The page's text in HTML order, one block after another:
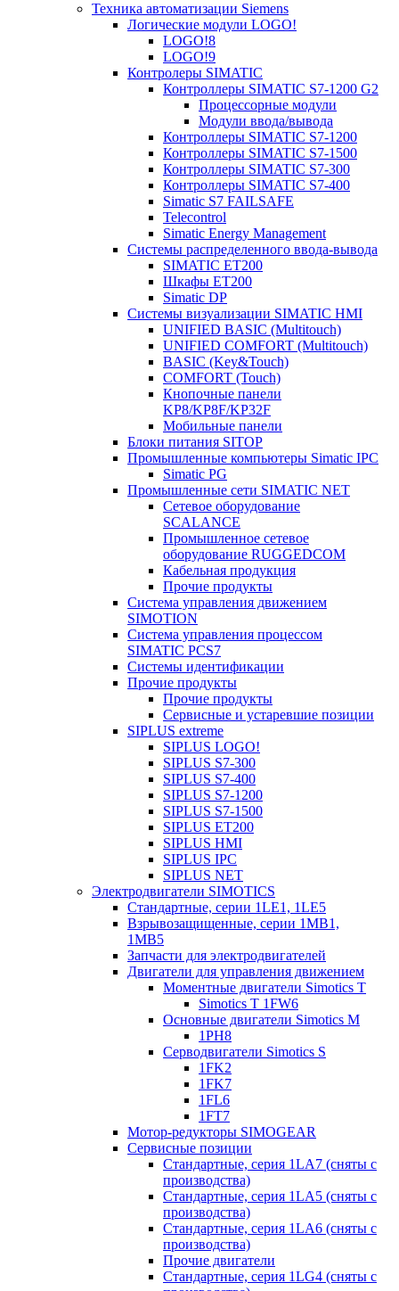
Техника автоматизации Siemens
Логические модули LOGO!
LOGO!8
LOGO!9
Контролеры SIMATIC
Контроллеры SIMATIC S7-1200 G2
Процессорные модули
Модули ввода/вывода
Контроллеры SIMATIC S7-1200
Контроллеры SIMATIC S7-1500
Контроллеры SIMATIC S7-300
Контроллеры SIMATIC S7-400
Simatic S7 FAILSAFE
Telecontrol
Simatic Energy Management
Системы распределенного ввода-вывода
SIMATIC ET200
Шкафы ET200
Simatic DP
Системы визуализации SIMATIC HMI
UNIFIED BASIC (Multitouch)
UNIFIED COMFORT (Multitouch)
BASIC (Key&Touch)
COMFORT (Touch)
Кнопочные панели
KP8/KP8F/KP32F
Мобильные панели
Блоки питания SITOP
Промышленные компьютеры Simatic IPC
Simatic PG
Промышленные сети SIMATIC NET
Сетевое оборудование
SCALANCE
Промышленное сетевое
оборудование RUGGEDCOM
Кабельная продукция
Прочие продукты
Система управления движением
SIMOTION
Система управления процессом
SIMATIC PCS7
Системы идентификации
Прочие продукты
Прочие продукты
Сервисные и устаревшие позиции
SIPLUS extreme
SIPLUS LOGO!
SIPLUS S7-300
SIPLUS S7-400
SIPLUS S7-1200
SIPLUS S7-1500
SIPLUS ET200
SIPLUS HMI
SIPLUS IPC
SIPLUS NET
Электродвигатели SIMOTICS
Стандартные, серии 1LE1, 1LE5
Взрывозащищенные, серии 1MB1,
1MB5
Запчасти для электродвигателей
Двигатели для управления движением
Моментные двигатели Simotics T
Simotics T 1FW6
Основные двигатели Simotics M
1PH8
Серводвигатели Simotics S
1FK2
1FK7
1FL6
1FT7
Мотор-редукторы SIMOGEAR
Сервисные позиции
Стандартные, серия 1LA7 (сняты с
производства)
Стандартные, серия 1LA5 (сняты с
производства)
Стандартные, серия 1LA6 (сняты с
производства)
Прочие двигатели
Стандартные, серия 1LG4 (сняты с